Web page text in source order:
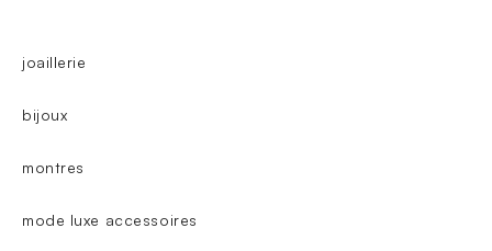
joaillerie
bijoux
montres
mode luxe accessoires